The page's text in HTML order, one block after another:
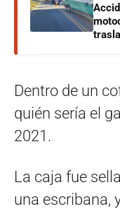
Dentro de un
quién sería el
2021.
La caja fue
una escribana,